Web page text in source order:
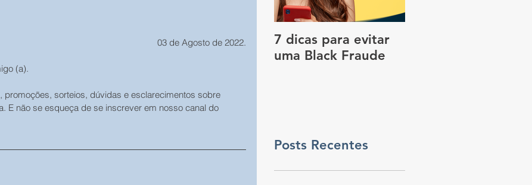
03 de Agosto de 2022.
(a).
promoções, sorteios, dúvidas e esclarecimentos sobre
E não se esqueça de se inscrever em nosso canal do
7 dicas para evitar
uma Black Fraude
Posts Recentes